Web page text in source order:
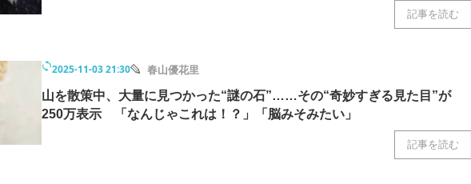
記事を読む
2025-11-03 21:30 春山優花里
山を散策中、大量に見つかった“謎の石”……その“奇妙すぎる見た目”が
250万表示 「なんじゃこれは！？」「脳みそみたい」
記事を読む